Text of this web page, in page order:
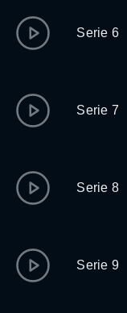
Serie 6
Serie 7
Serie 8
Serie 9